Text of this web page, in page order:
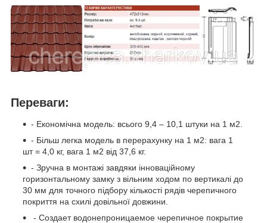
Переваги:
- Економічна модель: всього 9,4 – 10,1 штуки на 1 м2.
- Більш легка модель в перерахунку на 1 м2: вага 1
шт = 4,0 кг, вага 1 м2 від 37,6 кг.
- Зручна в монтажі завдяки інноваційному
горизонтальному замку з вільним ходом по вертикалі до
30 мм для точного підбору кількості рядів черепичного
покриття на схилі довільної довжини.
- Создает водонепроницаемое черепичное покрытие